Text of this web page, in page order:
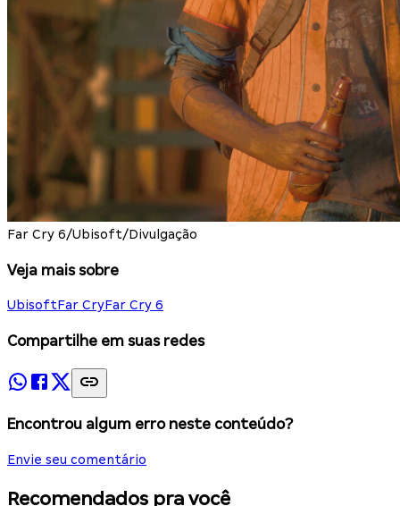
Far Cry 6/Ubisoft/Divulgação
Veja mais sobre
UbisoftFar CryFar Cry 6
Compartilhe em suas redes
Encontrou algum erro neste conteúdo?
Envie seu comentário
Recomendados pra você